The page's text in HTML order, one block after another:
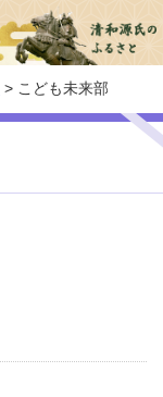
> こども未来部